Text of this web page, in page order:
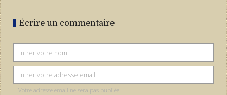
Écrire un commentaire
Votre adresse email ne sera pas publiée